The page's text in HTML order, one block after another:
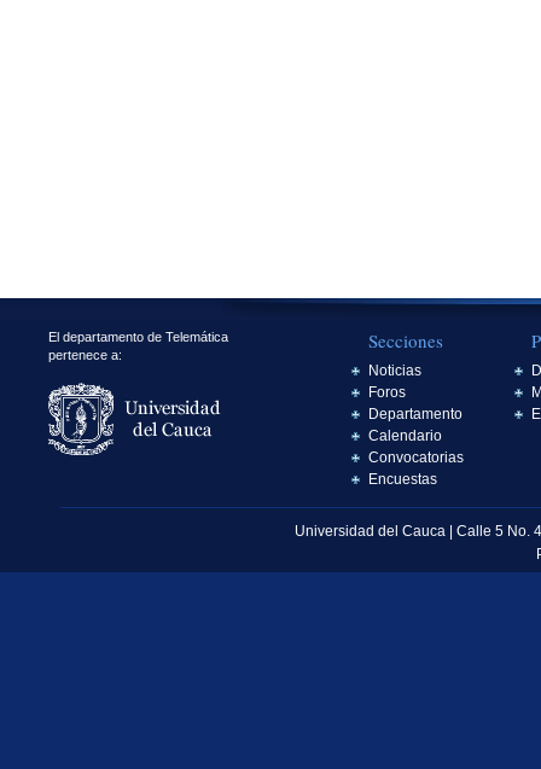
El departamento de Telemática
pertenece a:
Secciones
Noticias
Foros
Departamento
Calendario
Convocatorias
Encuestas
Universidad del Cauca | Calle 5 No.